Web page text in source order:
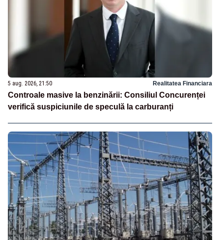
5 aug. 2026, 21:50 Realitatea Financiara
Controale masive la benzinării: Consiliul Concurenței
verifică suspiciunile de speculă la carburanți